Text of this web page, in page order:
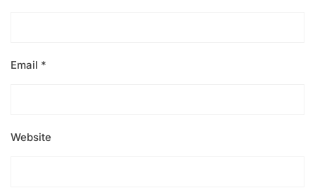
Email *
Website